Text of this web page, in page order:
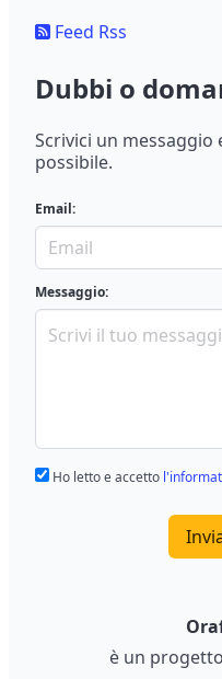
Feed Rss
Dubbi o
Scrivici un
possibile.
Email:
Messaggio:
Ho letto e accetto
è un